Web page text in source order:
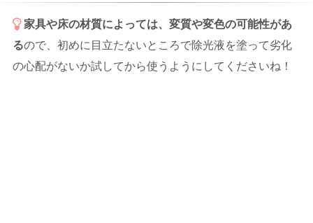
家具や床の材質によっては、変質や変色の可能性があ
るので、初めに目立たないところで除光液を塗って劣化
の心配がないか試してから使うようにしてくださいね！